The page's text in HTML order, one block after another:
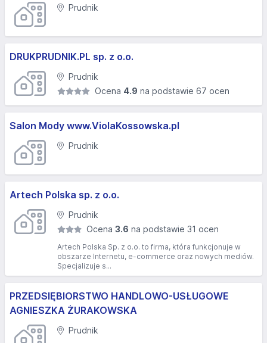
Prudnik
DRUKPRUDNIK.PL sp. z o.o.
Prudnik
Ocena 4.9 na podstawie 67 ocen
Salon Mody www.ViolaKossowska.pl
Prudnik
Artech Polska sp. z o.o.
Prudnik
Ocena3.6 na podstawie 31 ocen
Artech Polska Sp. z o.o. to firma, która funkcjonuje w
obszarze Internetu, e-commerce oraz nowych mediów.
Specjalizuje s...
PRZEDSIĘBIORSTWO HANDLOWO-USŁUGOWE
AGNIESZKA ŻURAKOWSKA
Prudnik